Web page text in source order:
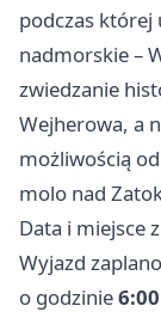
podczas której
nadmorskie –
zwiedzanie
Wejherowa, a
możliwością
molo nad
Data i miejsce
Wyjazd
o godzinie